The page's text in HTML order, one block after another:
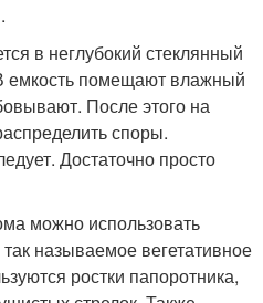
в неглубокий стеклянный
емкость помещают влажный
После этого на
споры.
Достаточно просто
можно использовать
называемое вегетативное
ростки папоротника,